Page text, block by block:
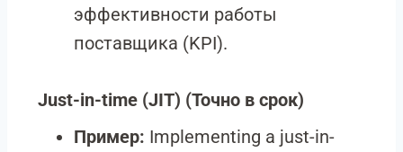
эффективности работы
поставщика (KPI).
Just-in-time (JIT) (Точно в срок)
Пример: Implementing a just-in-